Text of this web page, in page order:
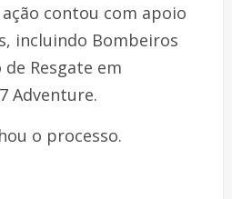
contou com apoio
incluindo Bombeiros
Resgate em
Adventure.
o processo.